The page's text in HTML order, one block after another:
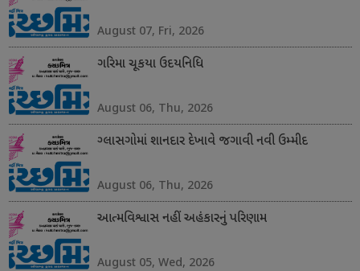
August 07, Fri, 2026
ગરિમા ચૂકયા ઉદયનિધિ
August 06, Thu, 2026
ગ્લાસગોમાં શાનદાર દેખાવે જગાવી નવી ઉમ્મીદ
August 06, Thu, 2026
આત્મવિશ્વાસ નહીં અહંકારનું પરિણામ
August 05, Wed, 2026